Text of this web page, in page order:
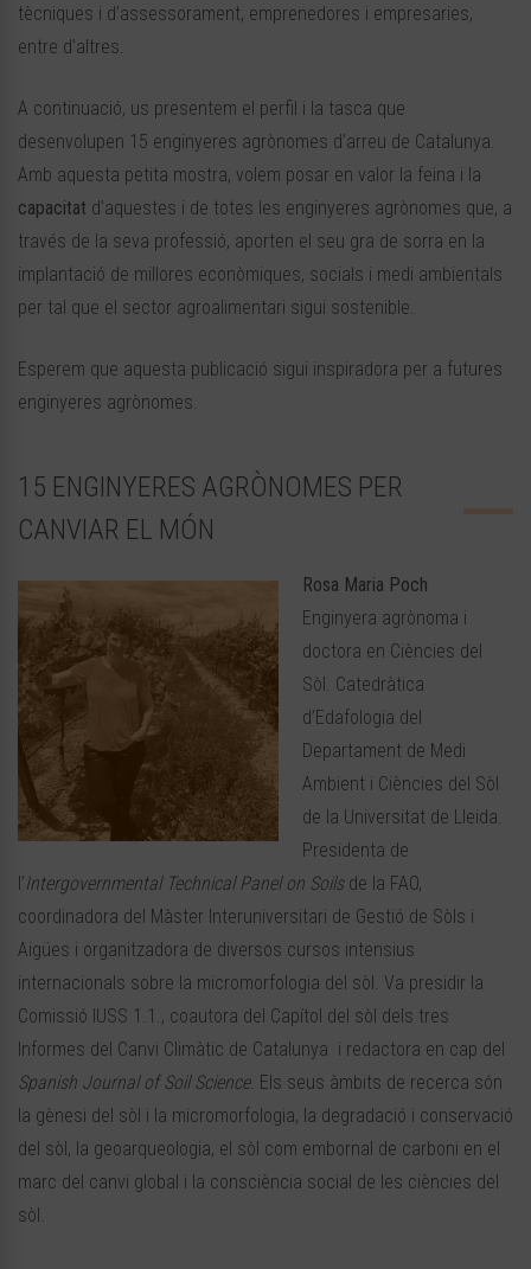
tècniques i d’assessorament, emprenedores i empresaries,
entre d’altres.
A continuació, us presentem el perfil i la tasca que
desenvolupen 15 enginyeres agrònomes d’arreu de Catalunya.
Amb aquesta petita mostra, volem posar en valor la feina i la
capacitat d’aquestes i de totes les enginyeres agrònomes que, a
través de la seva professió, aporten el seu gra de sorra en la
implantació de millores econòmiques, socials i medi ambientals
per tal que el sector agroalimentari sigui sostenible.
Esperem que aquesta publicació sigui inspiradora per a futures
enginyeres agrònomes.
15 ENGINYERES AGRÒNOMES PER
CANVIAR EL MÓN
Rosa Maria Poch
Enginyera agrònoma i
doctora en Ciències del
Sòl. Catedràtica
d’Edafologia del
Departament de Medi
Ambient i Ciències del Sòl
de la Universitat de Lleida.
Presidenta de
l’Intergovernmental Technical Panel on Soilsde la FAO,
coordinadora del Màster Interuniversitari de Gestió de Sòls i
Aigües i organitzadora de diversos cursos intensius
internacionals sobre la micromorfologia del sòl. Va presidir la
Comissió IUSS 1.1., coautora del Capítol del sòl dels tres
Informes del Canvi Climàtic de Catalunya i redactora en cap del
Spanish Journal of Soil Science. Els seus àmbits de recerca són
la gènesi del sòl i la micromorfologia, la degradació i conservació
del sòl, la geoarqueologia, el sòl com embornal de carboni en el
marc del canvi global i la consciència social de les ciències del
sòl.